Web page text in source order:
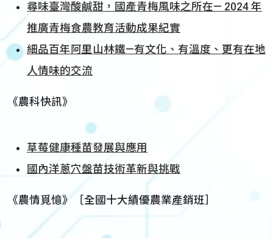
尋味臺灣酸鹹甜，國產青梅風味之所在— 2024 年
推廣青梅食農教育活動成果紀實
細品百年阿里山林鐵—有文化、有溫度、更有在地
人情味的交流
《農科快訊》
草莓健康種苗發展與應用
國內洋蔥穴盤苗技術革新與挑戰
《農情覓憶》［全國十大績優農業產銷班］